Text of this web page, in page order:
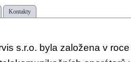
Kontakty
s.r.o. byla založena v